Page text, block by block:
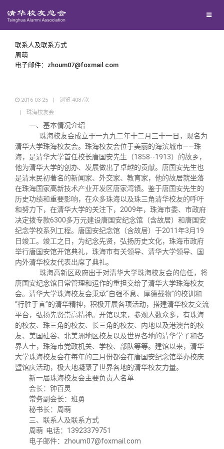
捐赠项目
捐赠新闻
捐赠纪事
捐赠方法
义工计划
媒体平台
《清华校友通讯》
《水木清华》
我要订阅
新媒体平台
百年清华
清华人物
清华故事
青春风采
校友文苑
校友讲坛
校友视界
校友服务
终身学习
信息化服务
三创大赛
实用信息
校友总会
总会简介
会长致辞
总会章程
理事会名单
制度法规
联系我们
关闭
联系人及联系方式
周萌
电子邮件：zhoum07@foxmail.com
2016-03-25 | 浏览 4087次
|
珠海校友会
一、基本情况介绍
珠海校友会成立于一九九二年十二月三十一日，现名为
清华大学珠海校友会。珠海校友会位于美丽的海滨城市——珠
海，是清华大学首任校长唐国安先生（1858--1913）的故乡，
他为清华大学的创办、发展做出了卓越的贡献。唐国安先生也
是清末民初著名的新闻家、外交家、教育家，他的故居就坐落
在珠海国家高新技术产业开发区唐家湾镇。鉴于唐国安先生的
历史功绩和重要影响，在众多珠海以及珠三角清华校友的呼吁
和努力下，在清华大学的关注下，2009年，珠海市委、市政府
决定拨专款6300多万元建设唐国安纪念馆（含故居）和唐国安
纪念学校系列工程。唐国安纪念馆（含故居）于2011年3月19
日竣工。竣工之日，为纪念先贤，弘扬历史文化，珠海市政府
举行唐国安馆开馆典礼，珠海市有关领导、清华大学领导、国
内外清华校友代表出席了典礼。
珠海高新区政府出于对清华大学珠海校友会的信任，将
唐国安纪念馆日常管理和运作的重担交给了清华大学珠海校友
会。清华大学珠海校友会秉承“自强不息、厚德载物”的校训和
“行胜于言”的清华精神，积极开展各项活动，搭建清华校友交流
平台，弘扬先贤崇高精神。开馆以来，参观人数众多，有珠海
的校友、珠三角的校友、长三角的校友、内地以及港澳台的校
友、美国硅谷、北美洲地区校友以及世界各地的清华学子和各
界人士，珠海市党政机关、学校、部队等等。建馆以来，清华
大学珠海校友会在每年的三月份都会在唐国安纪念馆举办校庆
暨馆庆活动，极大地凝聚了世界各地的清华校友力量。
新一届珠海校友会主要负责人名单
会长：钟百灵
常务副会长：班勇
秘书长：周萌
三、联系人及联系方式
周萌 电话：13923379751
电子邮件：zhoum07@foxmail.com